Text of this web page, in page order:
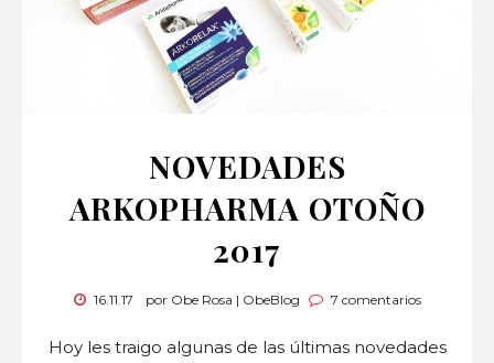
NOVEDADES
ARKOPHARMA OTOÑO
2017
16.11.17 por Obe Rosa | ObeBlog 7 comentarios
Hoy les traigo algunas de las últimas novedades